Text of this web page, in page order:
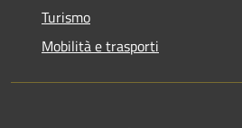
Turismo
Mobilità e trasporti